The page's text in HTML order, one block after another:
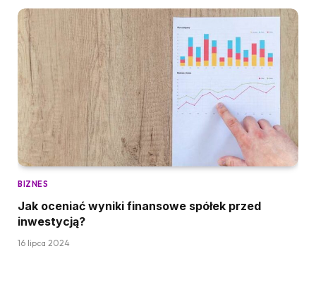
BIZNES
Jak oceniać wyniki finansowe spółek przed
inwestycją?
16 lipca 2024